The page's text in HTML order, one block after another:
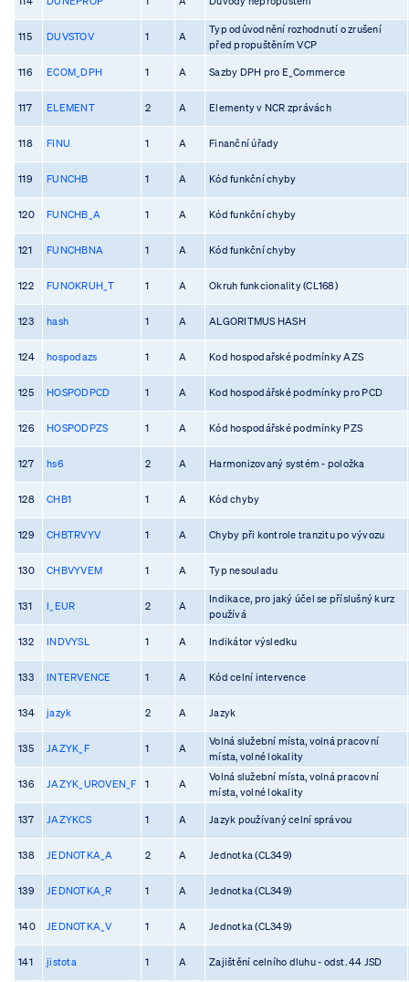
115 DUVSTOV 1 A
Typ odůvodnění rozhodnutí o zrušení
před propuštěním VCP
116 ECOM_DPH 1 A Sazby DPH pro E_Commerce
117 ELEMENT 2 A Elementy v NCR zprávách
118 FINU 1 A Finanční úřady
119 FUNCHB 1 A Kód funkční chyby
120 FUNCHB_A 1 A Kód funkční chyby
121 FUNCHBNA 1 A Kód funkční chyby
122 FUNOKRUH_T 1 A Okruh funkcionality (CL168)
123 hash 1 A ALGORITMUS HASH
124 hospodazs 1 A Kod hospodařské podmínky AZS
125 HOSPODPCD 1 A Kod hospodářské podmínky pro PCD
126 HOSPODPZS 1 A Kód hospodářské podmínky PZS
127 hs6 2 A Harmonizovaný systém - položka
128 CHB1 1 A Kód chyby
129 CHBTRVYV 1 A Chyby při kontrole tranzitu po vývozu
130 CHBVYVEM 1 A Typ nesouladu
131 I_EUR 2 A
Indikace, pro jaký účel se příslušný kurz
používá
132 INDVYSL 1 A Indikátor výsledku
133 INTERVENCE 1 A Kód celní intervence
134 jazyk 2 A Jazyk
135 JAZYK_F 1 A
Volná služební místa, volná pracovní
místa, volné lokality
136 JAZYK_UROVEN_F 1 A
Volná služební místa, volná pracovní
místa, volné lokality
137 JAZYKCS 1 A Jazyk používaný celní správou
138 JEDNOTKA_A 2 A Jednotka (CL349)
139 JEDNOTKA_R 1 A Jednotka (CL349)
140 JEDNOTKA_V 1 A Jednotka (CL349)
141 jistota 1 A Zajištění celního dluhu - odst. 44 JSD